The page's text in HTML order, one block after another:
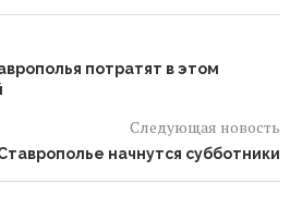
потратят в этом
Следующая новость
начнутся субботники